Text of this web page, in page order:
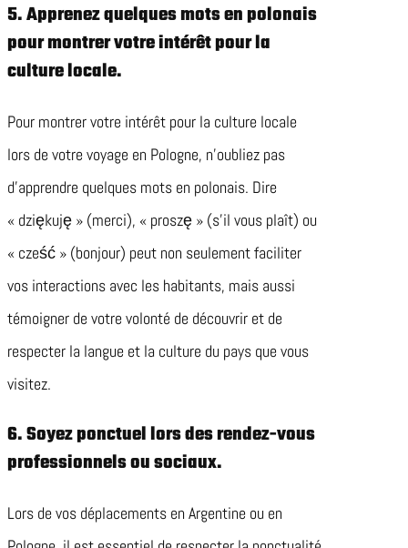
5. Apprenez quelques mots en polonais
pour montrer votre intérêt pour la
culture locale.
Pour montrer votre intérêt pour la culture locale
lors de votre voyage en Pologne, n’oubliez pas
d’apprendre quelques mots en polonais. Dire
« dziękuję » (merci), « proszę » (s’il vous plaît) ou
« cześć » (bonjour) peut non seulement faciliter
vos interactions avec les habitants, mais aussi
témoigner de votre volonté de découvrir et de
respecter la langue et la culture du pays que vous
visitez.
6. Soyez ponctuel lors des rendez-vous
professionnels ou sociaux.
Lors de vos déplacements en Argentine ou en